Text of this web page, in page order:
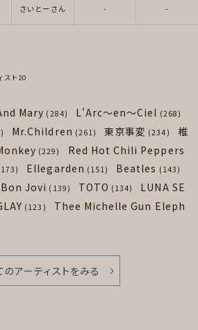
さいとーさん - -
スト20
Mary (284) L'Arc～en～Ciel (268)
Mr.Children (261) 東京事変 (234)
椎
(229) Red Hot Chili Peppers
Ellegarden (151) Beatles (143)
Bon Jovi (139) TOTO (134)
LUNA SE
(123)
Thee Michelle Gun Eleph
のアーティストをみる